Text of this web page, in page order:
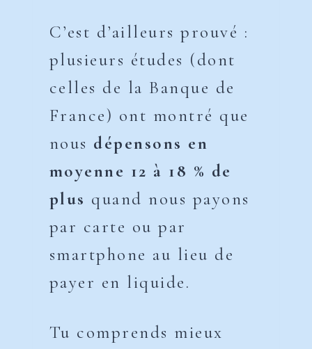
C’est d’ailleurs prouvé :
plusieurs études (dont
celles de la Banque de
France) ont montré que
nous dépensons en
moyenne 12 à 18 % de
plus quand nous payons
par carte ou par
smartphone au lieu de
payer en liquide.
Tu comprends mieux